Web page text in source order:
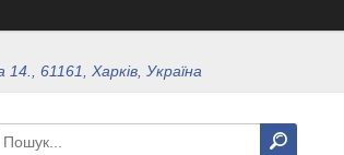
14., 61161, Харків, Україна